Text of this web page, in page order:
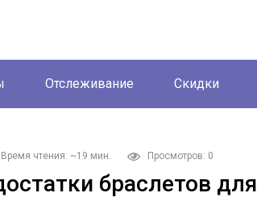
Отслеживание Скидки
Время чтения: ~19 мин. Просмотров: 0
браслетов для